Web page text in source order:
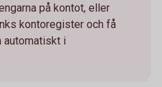
på kontot, eller
kontoregister och få
automatiskt i